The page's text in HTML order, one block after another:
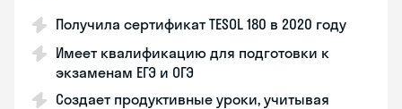
Получила сертификат TESOL 180 в 2020 году
Имеет квалификацию для подготовки к
экзаменам ЕГЭ и ОГЭ
Создает продуктивные уроки, учитывая